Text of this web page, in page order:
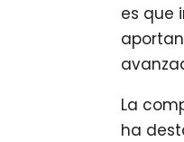
es que
La
ha